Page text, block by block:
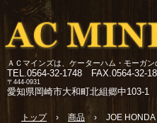
ＡＣマインズは、ケーターハム・モーガン
TEL.0564-32-1748 FAX.0564-32-
〒444-0931
愛知県岡崎市大和町北組郷中103-1
トップ › 商品 ›
JOE